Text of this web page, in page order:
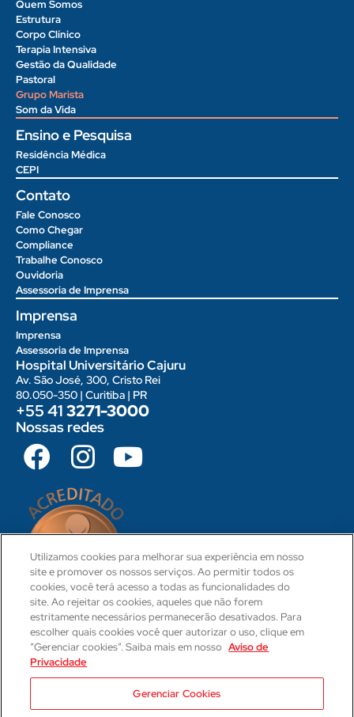
Quem Somos
Estrutura
Corpo Clínico
Terapia Intensiva
Gestão da Qualidade
Pastoral
Grupo Marista
Som da Vida
Ensino e Pesquisa
Residência Médica
CEPI
Contato
Fale Conosco
Como Chegar
Compliance
Trabalhe Conosco
Ouvidoria
Assessoria de Imprensa
Imprensa
Imprensa
Assessoria de Imprensa
Hospital Universitário Cajuru
Av. São José, 300, Cristo Rei
80.050-350 | Curitiba | PR
+55 413271-3000
Nossas redes
CRM 31-PR
Responsável Técnica Médica
Utilizamos cookies para melhorar sua experiência em nosso
site e promover os nossos serviços. Ao permitir todos os
cookies, você terá acesso a todas as funcionalidades do
site. Ao rejeitar os cookies, aqueles que não forem
estritamente necessários permanecerão desativados. Para
escolher quais cookies você quer autorizar o uso, clique em
“Gerenciar cookies”. Saiba mais em nosso Aviso de
Privacidade
Gerenciar Cookies